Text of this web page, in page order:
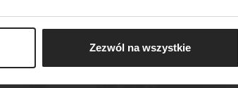
Zezwól na wszystkie